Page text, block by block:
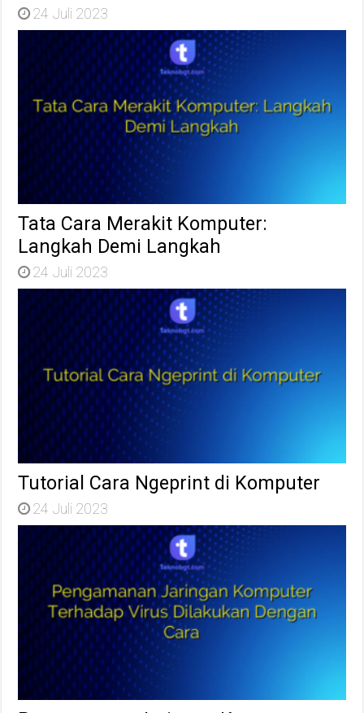
24 Juli 2023
Tata Cara Merakit Komputer:
Langkah Demi Langkah
24 Juli 2023
Tutorial Cara Ngeprint di Komputer
24 Juli 2023